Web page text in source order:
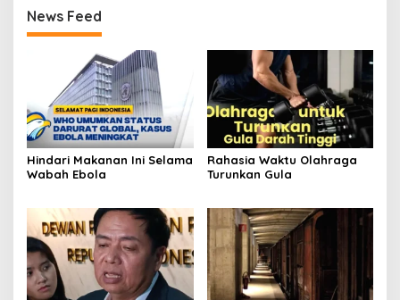
News Feed
Hindari Makanan Ini Selama
Wabah Ebola
Rahasia Waktu Olahraga
Turunkan Gula